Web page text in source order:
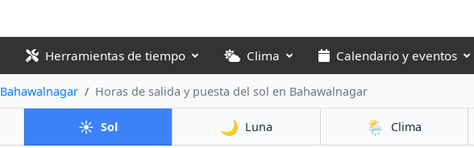
Herramientas de tiempo Clima Calendario y eventos
Bahawalnagar Horas de salida y puesta del sol en Bahawalnagar
☀️ Sol 🌙 Luna 🌦️ Clima